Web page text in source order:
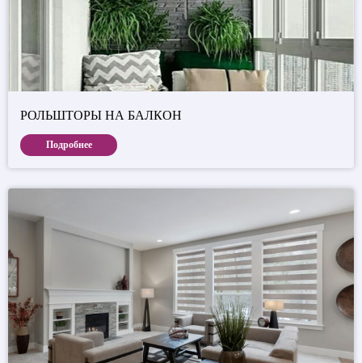
РОЛЬШТОРЫ НА БАЛКОН
Подробнее